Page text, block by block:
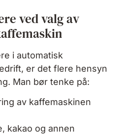
ved valg av
i automatisk
er det flere hensyn
Man bør tenke på:
av kaffemaskinen
kakao og annen